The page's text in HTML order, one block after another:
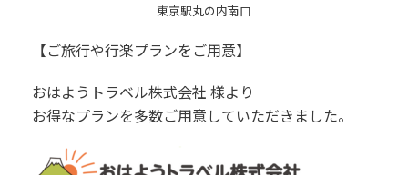
東京駅丸の内南口
【ご旅行や行楽プランをご用意】
おはようトラベル株式会社 様より
お得なプランを多数ご用意していただきました。